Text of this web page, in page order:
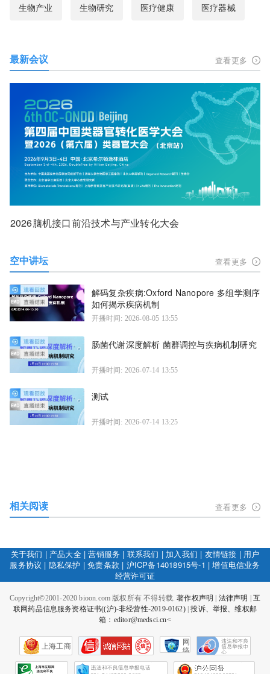
生物产业 生物研究 医疗健康 医疗器械
最新会议 查看更多
2026脑机接口前沿技术与产业转化大会
空中讲坛 查看更多
解码复杂疾病:Oxford Nanopore 多组学测序
如何揭示疾病机制
开播时间: 2026-08-05 13:55
肠菌代谢深度解析 菌群调控与疾病机制研究
开播时间: 2026-07-14 13:55
测试
开播时间: 2026-07-14 13:25
相关阅读 查看更多
关于我们 | 产品大全|营销服务 | 联系我们 | 加入我们 | 友情链接 | 用户
服务协议 | 隐私保护 |免责条款 | 沪ICP备14018915号-1 |增值电信业务
经营许可证
Copyright©2001-2020 bioon.com 版权所有 不得转载.著作权声明 法律声明
互
联网药品信息服务资格证书((沪)-非经营性-2019-0162)|投诉、举报、维权邮
箱：editor@medsci.cn<
上海工商
网
络
会